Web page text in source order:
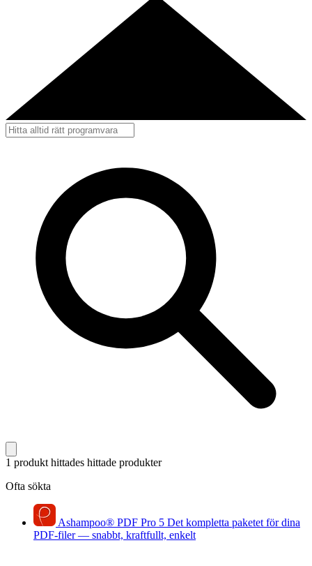
1 produkt hittades hittade produkter
Ofta sökta
Ashampoo® PDF Pro 5 Det kompletta paketet för dina
PDF-filer — snabbt, kraftfullt, enkelt